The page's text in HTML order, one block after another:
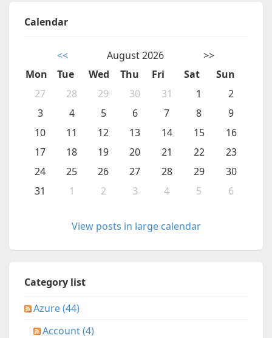
Calendar
<< August 2026
>>
Mon
Tue Wed Thu Fri Sat
Sun
27
28 29 30 31 1
2
3
4 5 6 7 8
9
10
11 12 13 14 15
16
17
18 19 20 21 22
23
24
25 26 27 28 29
30
31
1 2 3 4 5 6
View posts in large calendar
Category list
Azure (44)
Account (4)